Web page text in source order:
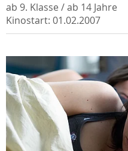
ab 9. Klasse / ab 14 Jahre
Kinostart: 01.02.2007